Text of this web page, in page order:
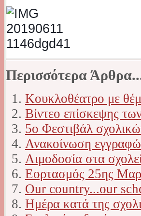
Περισσότερα
Κουκλοθέατρο με
Βίντεο επίσκεψης
5ο Φεστιβάλ
Ανακοίνωση
Αιμοδοσία στα
Εορτασμός 25ης
Our country...our
Ημέρα κατά της